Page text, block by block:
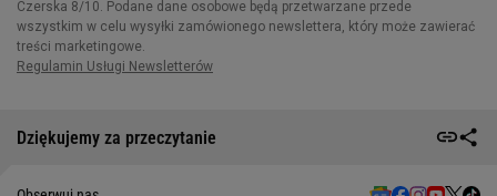
Dziękujemy za przeczytanie